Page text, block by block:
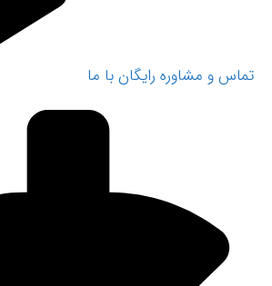
تماس و مشاوره رایگان با ما